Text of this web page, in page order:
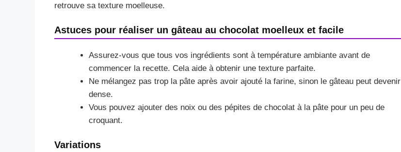
retrouve sa texture moelleuse.
Astuces pour réaliser un gâteau au chocolat moelleux et facile
Assurez-vous que tous vos ingrédients sont à température ambiante avant de
commencer la recette. Cela aide à obtenir une texture parfaite.
Ne mélangez pas trop la pâte après avoir ajouté la farine, sinon le gâteau peut devenir
dense.
Vous pouvez ajouter des noix ou des pépites de chocolat à la pâte pour un peu de
croquant.
Variations